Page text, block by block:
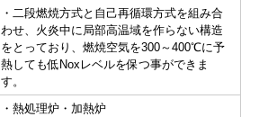
・二段燃焼方式と自己再循環方式を組み合
わせ、火炎中に局部高温域を作らない構造
をとっており、燃焼空気を300～400℃に予
熱しても低Noxレベルを保つ事ができま
す。
・熱処理炉・加熱炉